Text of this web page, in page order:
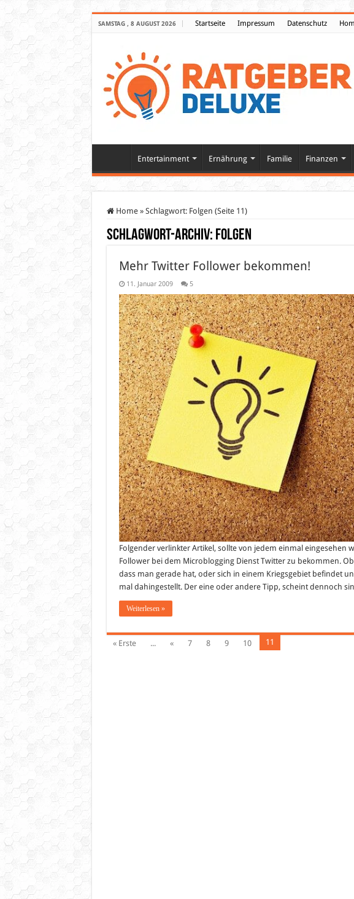
SAMSTAG , 8 AUGUST 2026 Startseite Impressum Datenschutz
Entertainment Ernährung Familie Finanzen
Home » Schlagwort: Folgen (Seite 11)
Schlagwort-Archiv: Folgen
Mehr Twitter Follower bekommen!
11. Januar 2009 5
Folgender verlinkter Artikel, sollte von jedem einmal eingesehen
Follower bei dem Microblogging Dienst Twitter zu bekommen.
dass man gerade hat, oder sich in einem Kriegsgebiet befindet
mal dahingestellt. Der eine oder andere Tipp, scheint dennoch
Weiterlesen »
« Erste ... « 7 8 9 10 11